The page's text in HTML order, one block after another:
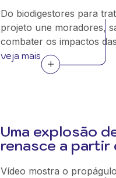
Do biodigestores para
projeto une moradores,
combater os impactos
veja mais
Uma explosão
renasce a partir
Vídeo mostra o